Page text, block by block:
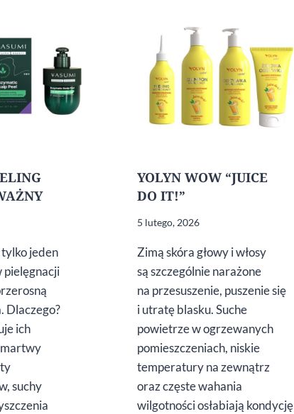
tylko jeden
Dlaczego?
ich
martwy
suchy
YOLYN WOW “JUICE
DO IT!”
5 lutego, 2026
Zimą skóra głowy i włosy
są szczególnie narażone
na przesuszenie, puszenie się
i utratę blasku. Suche
powietrze w ogrzewanych
pomieszczeniach, niskie
temperatury na zewnątrz
oraz częste wahania
wilgotności osłabiają kondycję